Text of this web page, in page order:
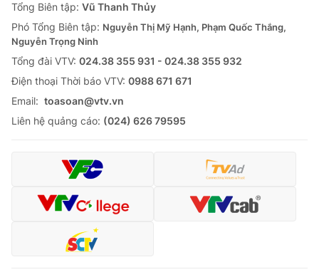
Tổng Biên tập: Vũ Thanh Thủy
Phó Tổng Biên tập: Nguyễn Thị Mỹ Hạnh, Phạm Quốc Thắng,
Nguyễn Trọng Ninh
Tổng đài VTV: 024.38 355 931 - 024.38 355 932
Ðiện thoại Thời báo VTV: 0988 671 671
Email: toasoan@vtv.vn
Liên hệ quảng cáo: (024) 626 79595